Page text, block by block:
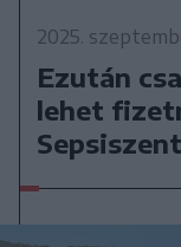
2025.
Ezután
lehet